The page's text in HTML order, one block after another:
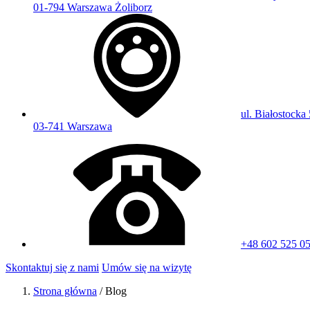
01-794 Warszawa Żoliborz
ul. Białostocka
03-741 Warszawa
+48 602 525
Skontaktuj się z nami Umów się na wizytę
Strona główna /Blog